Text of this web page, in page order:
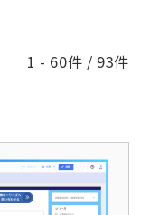
1 - 60件 / 93件